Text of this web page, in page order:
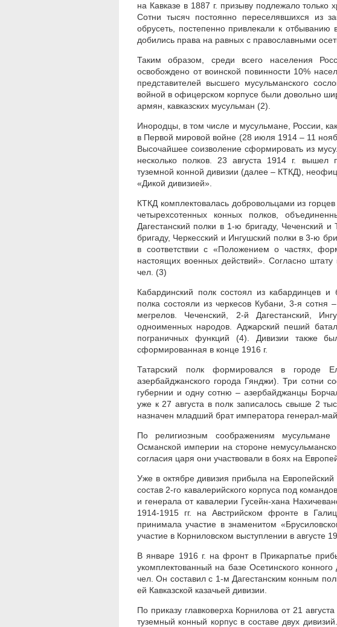
на Кавказе в 1887 г. призыву подлежало только
Сотни тысяч постоянно переселявшихся из
обрусеть, постепенно привлекали к
добились права на равных с православными
Таким образом, среди всего населения
освобождено от воинской повинности 10%
представителей высшего мусульманского
войной в офицерском корпусе были довольно
армян, кавказских мусульман (2).
Инородцы, в том числе и мусульмане, России,
в Первой мировой войне (28 июля 1914 – 11
Высочайшее соизволение сформировать из
несколько полков. 23 августа 1914 г. вышел
туземной конной дивизии (далее – КТКД),
«Дикой дивизией».
КТКД комплектовалась добровольцами из
четырехсотенных конных полков,
Дагестанский полки в 1-ю бригаду, Чеченский
бригаду, Черкесский и Ингушский полки в 3-ю
в соответствии с «Положением о частях,
настоящих военных действий». Согласно
чел. (3)
Кабардинский полк состоял из кабардинцев и
полка состояли из черкесов Кубани, 3-я сотня
мегрелов. Чеченский, 2-й Дагестанский,
одноименных народов. Аджарский пеший
пограничных функций (4). Дивизии также
сформированная в конце 1916 г.
Татарский полк формировался в городе
азербайджанского города Гянджи). Три сотни
губернии и одну сотню – азербайджанцы
уже к 27 августа в полк записалось свыше 2
назначен младший брат императора генерал-
По религиозным соображениям
Османской империи на стороне
согласия царя они участвовали в боях на
Уже в октябре дивизия прибыла на
состав 2-го кавалерийского корпуса под
и генерала от кавалерии Гусейн-хана
1914-1915 гг. на Австрийском фронте в
принимала участие в знаменитом
участие в Корниловском выступлении в августе
В январе 1916 г. на фронт в Прикарпатье
укомплектованный на базе Осетинского
чел. Он составил с 1-м Дагестанским конным
ей Кавказской казачьей дивизии.
По приказу главковерха Корнилова от 21
туземный конный корпус в составе двух